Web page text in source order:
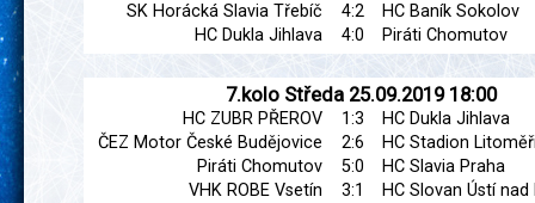
SK Horácká Slavia Třebíč
4:2
HC Baník Sokolov
HC Dukla Jihlava
4:0 Piráti Chomutov
7.kolo Středa 25.09.2019 18:00
HC ZUBR PŘEROV 1:3
HC Dukla Jihlava
ČEZ Motor České Budějovice
2:6
HC Stadion
Piráti Chomutov
5:0
HC Slavia Praha
VHK ROBE Vsetín
3:1
HC Slovan Ústí nad